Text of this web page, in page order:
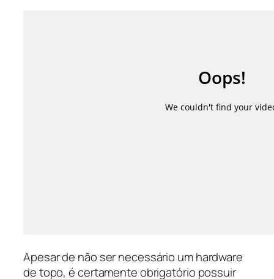
Apesar de não ser necessário um hardware
de topo, é certamente obrigatório possuir